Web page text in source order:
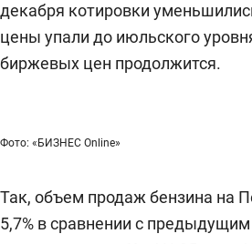
декабря котировки
цены упали до июльского
биржевых цен продолжится.
Фото: «БИЗНЕС Online»
Так, объем продаж бензина на
5,7% в сравнении с
прораб Наталья
«Ремонт вместе
Как